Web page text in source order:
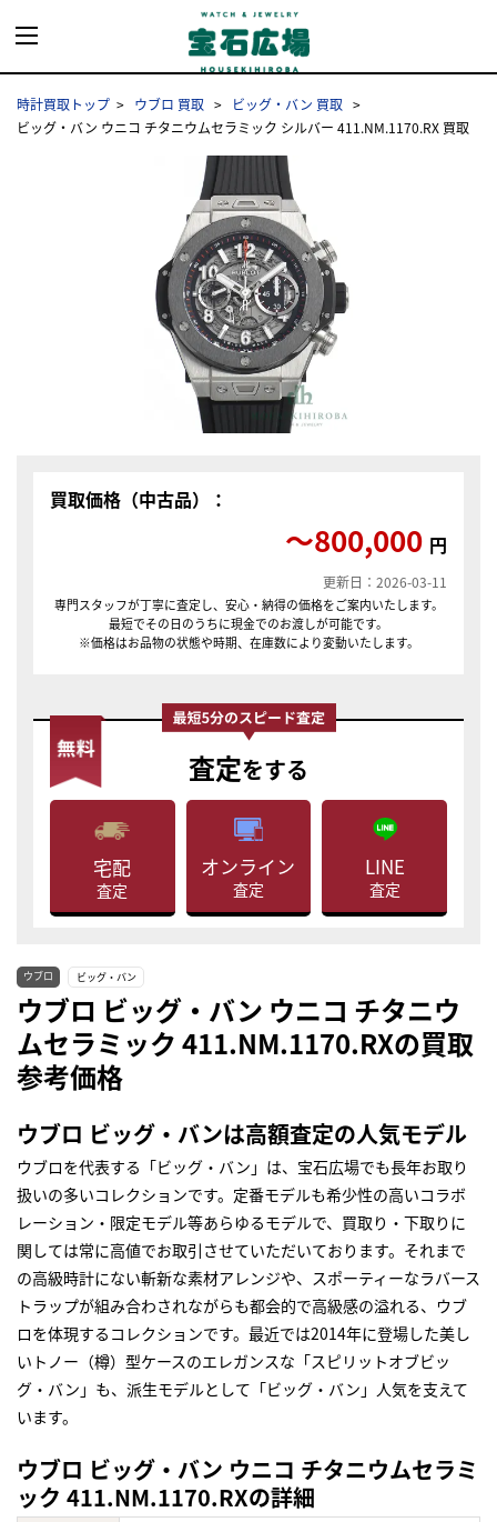
時計買取トップ ウブロ 買取
ビッグ・バン 買取
ビッグ・バン ウニコ チタニウムセラミック シルバー 411.NM.1170.RX 買取
買取価格（中古品）：
〜800,000 円
更新日：2026-03-11
専門スタッフが丁寧に査定し、安心・納得の価格をご案内いたします。
最短でその日のうちに現金でのお渡しが可能です。
※価格はお品物の状態や時期、在庫数により変動いたします。
査定をする
宅配
査定
オンライン
査定
LINE
査定
ウブロ ビッグ・バン
ウブロ ビッグ・バン ウニコ チタニウ
ムセラミック 411.NM.1170.RXの買取
参考価格
ウブロ ビッグ・バンは高額査定の人気モデル
ウブロを代表する「ビッグ・バン」は、宝石広場でも長年お取り
扱いの多いコレクションです。定番モデルも希少性の高いコラボ
レーション・限定モデル等あらゆるモデルで、買取り・下取りに
関しては常に高値でお取引させていただいております。それまで
の高級時計にない斬新な素材アレンジや、スポーティーなラバース
トラップが組み合わされながらも都会的で高級感の溢れる、ウブ
ロを体現するコレクションです。最近では2014年に登場した美し
いトノー（樽）型ケースのエレガンスな「スピリットオブビッ
グ・バン」も、派生モデルとして「ビッグ・バン」人気を支えて
います。
ウブロ ビッグ・バン ウニコ チタニウムセラミ
ック 411.NM.1170.RXの詳細